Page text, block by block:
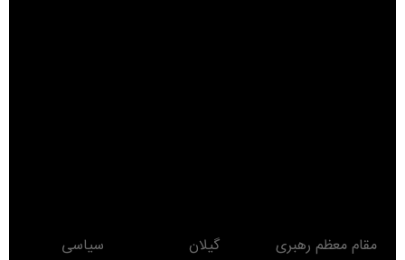
مقام معظم رهبری گیلان
سیاسی